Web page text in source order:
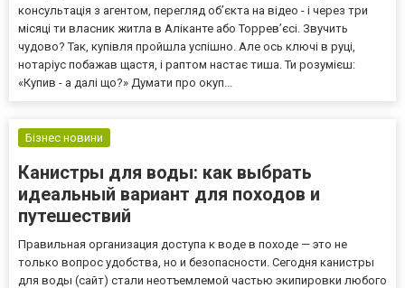
консультація з агентом, перегляд об’єкта на відео - і через три
місяці ти власник житла в Аліканте або Торрев’єсі. Звучить
чудово? Так, купівля пройшла успішно. Але ось ключі в руці,
нотаріус побажав щастя, і раптом настає тиша. Ти розумієш:
«Купив - а далі що?» Думати про окуп...
Бізнес новини
Канистры для воды: как выбрать
идеальный вариант для походов и
путешествий
Правильная организация доступа к воде в походе — это не
только вопрос удобства, но и безопасности. Сегодня канистры
для воды (сайт) стали неотъемлемой частью экипировки любого